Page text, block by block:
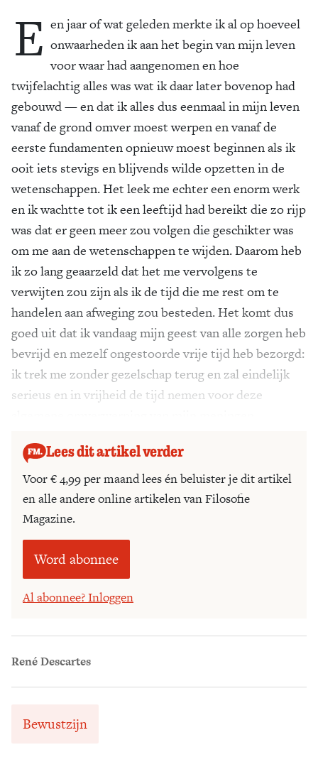
E en jaar of wat geleden merkte ik al op hoeveel
onwaarheden ik aan het begin van mijn leven
voor waar had aangenomen en hoe
twijfelachtig alles was wat ik daar later bovenop had
gebouwd — en dat ik alles dus eenmaal in mijn leven
vanaf de grond omver moest werpen en vanaf de
eerste fundamenten opnieuw moest beginnen als ik
ooit iets stevigs en blijvends wilde opzetten in de
wetenschappen. Het leek me echter een enorm werk
en ik wachtte tot ik een leeftijd had bereikt die zo rijp
was dat er geen meer zou volgen die geschikter was
om me aan de wetenschappen te wijden. Daarom heb
ik zo lang geaarzeld dat het me vervolgens te
verwijten zou zijn als ik de tijd die me rest om te
handelen aan afweging zou besteden. Het komt dus
goed uit dat ik vandaag mijn geest van alle zorgen heb
bevrijd en mezelf ongestoorde vrije tijd heb bezorgd:
ik trek me zonder gezelschap terug en zal eindelijk
serieus en in vrijheid de tijd nemen voor deze
Lees dit artikel verder
Voor € 4,99 per maand lees én beluister je dit artikel
en alle andere online artikelen van Filosofie
Magazine.
Word abonnee
Al abonnee? Inloggen
René Descartes
Bewustzijn